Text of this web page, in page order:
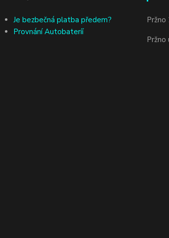
Je bezbečná platba předem?
Provnání Autobateríí
Pržno
Pržno